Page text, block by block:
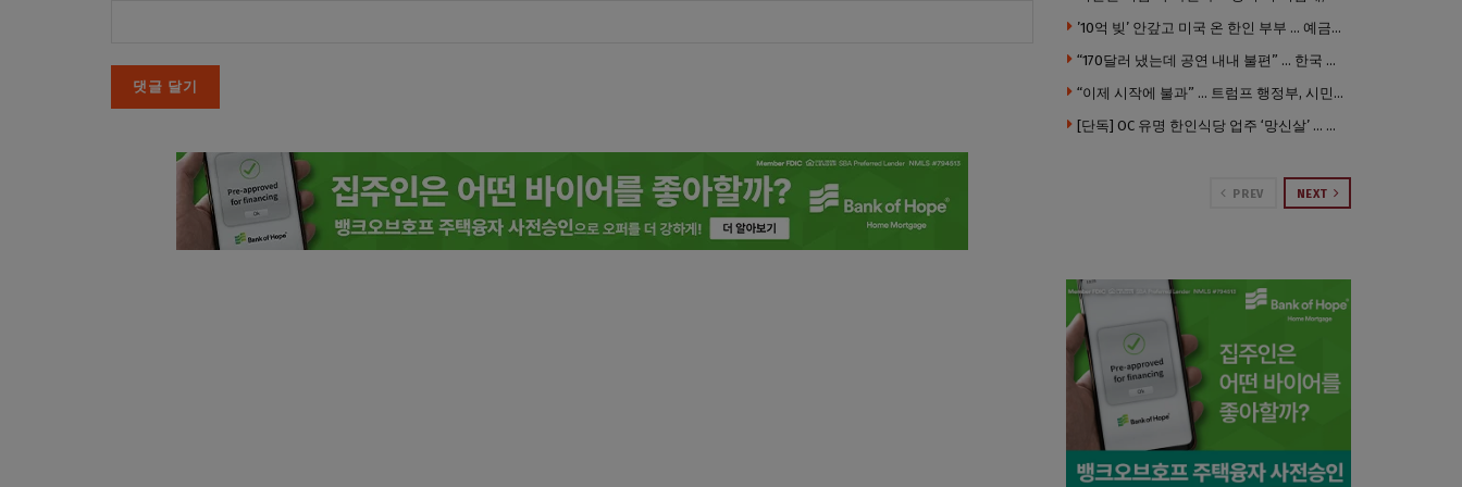
’10억 빚’ 안갚고 미국 온 한인 부부 … 예금보험공사, 미국서 소송
“170달러 냈는데 공연 내내 불편” … 한국 코미디언 LA공연, 음향 불량에 외모 비하 개그 논란
“이제 시작에 불과” … 트럼프 행정부, 시민권 박탈 본격화
[단독] OC 유명 한인식당 업주 ‘망신살’ … 육류대금 안 갚자 식당서 공개추심
PREV NEXT